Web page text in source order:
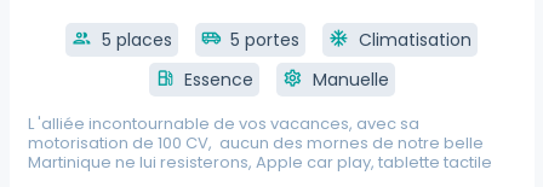
group 5 places airport_shuttle 5 portes ac_unit Climatisation
local_gas_station Essence settings Manuelle
L 'alliée incontournable de vos vacances, avec sa
motorisation de 100 CV, aucun des mornes de notre belle
Martinique ne lui resisterons, Apple car play, tablette tactile